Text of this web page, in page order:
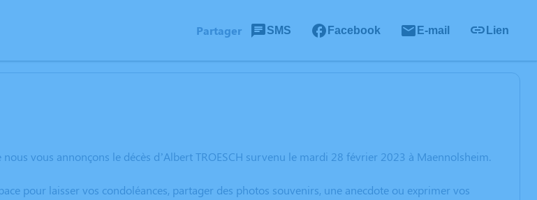
Partager SMS Facebook E-mail Lien
nous vous annonçons le décès d’Albert TROESCH survenu le mardi 28 février 2023 à Maennolsheim.
pour laisser vos condoléances, partager des photos souvenirs, une anecdote ou exprimer vos